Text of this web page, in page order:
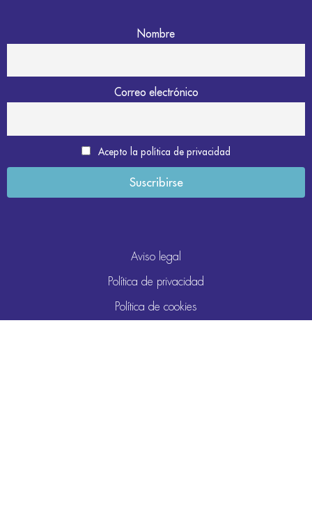
Nombre
Correo electrónico
Acepto la política de privacidad
Aviso legal
Política de privacidad
Política de cookies